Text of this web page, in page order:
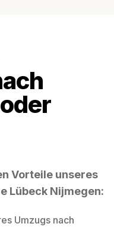
Vorteile unseres
Lübeck Nijmegen:
Umzugs nach